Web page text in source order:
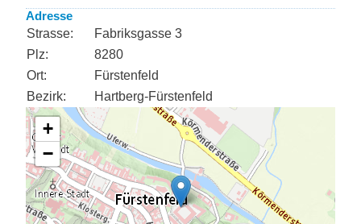
Adresse
Strasse:
Fabriksgasse 3
Plz:
8280
Ort:
Fürstenfeld
Bezirk:
Hartberg-Fürstenfeld